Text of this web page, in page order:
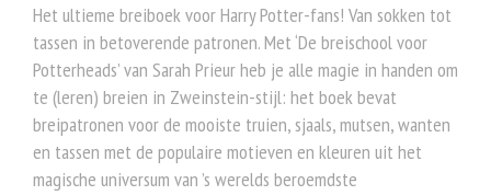
Het ultieme breiboek voor Harry Potter-fans! Van sokken tot
tassen in betoverende patronen. Met ‘De breischool voor
Potterheads’ van Sarah Prieur heb je alle magie in handen om
te (leren) breien in Zweinstein-stijl: het boek bevat
breipatronen voor de mooiste truien, sjaals, mutsen, wanten
en tassen met de populaire motieven en kleuren uit het
magische universum van ’s werelds beroemdste